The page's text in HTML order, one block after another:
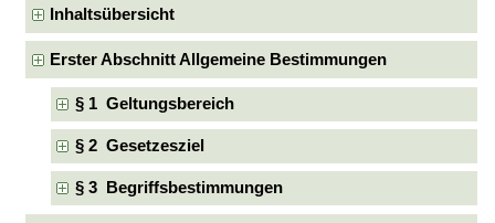
Inhaltsübersicht
Erster Abschnitt Allgemeine Bestimmungen
§ 1 Geltungsbereich
§ 2 Gesetzesziel
§ 3 Begriffsbestimmungen